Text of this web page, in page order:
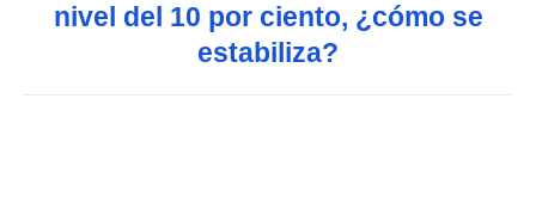
nivel del 10 por ciento, ¿cómo se
estabiliza?